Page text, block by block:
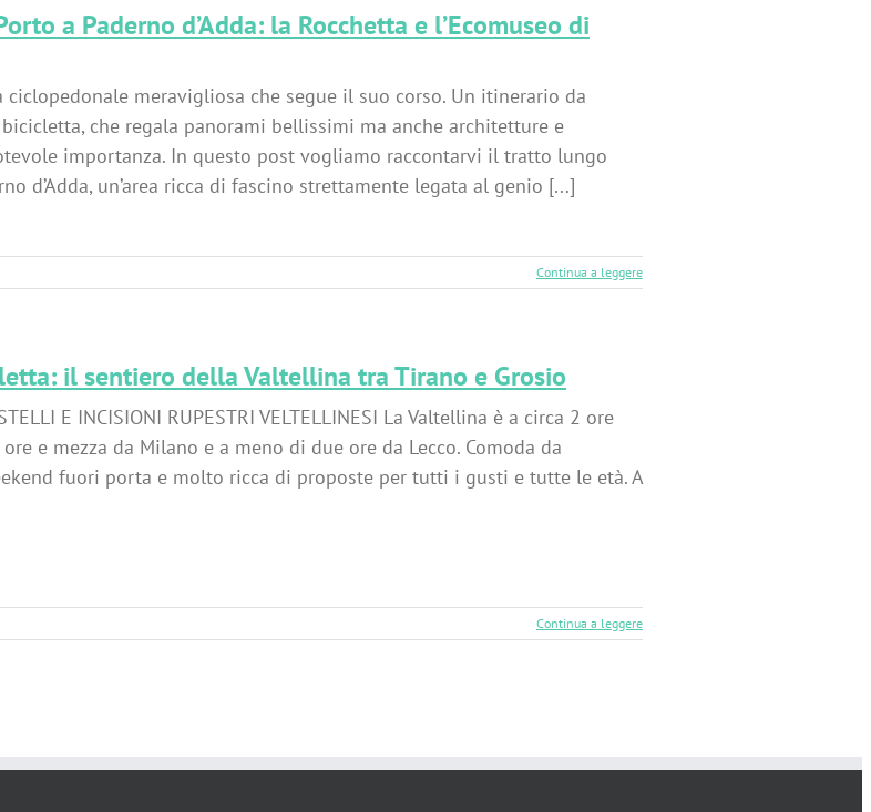
a Paderno d’Adda: la Rocchetta e l’Ecomuseo di
ciclopedonale meravigliosa che segue il suo corso. Un itinerario da
che regala panorami bellissimi ma anche architetture e
importanza. In questo post vogliamo raccontarvi il tratto lungo
d’Adda, un’area ricca di fascino strettamente legata al genio [...]
Continua a leggere
il sentiero della Valtellina tra Tirano e Grosio
E INCISIONI RUPESTRI VELTELLINESI La Valtellina è a circa 2 ore
e mezza da Milano e a meno di due ore da Lecco. Comoda da
fuori porta e molto ricca di proposte per tutti i gusti e tutte le età. A
Continua a leggere